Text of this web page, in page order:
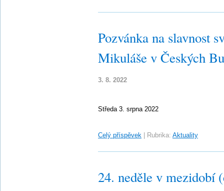
Pozvánka na slavnost
Mikuláše v Českých
3. 8. 2022
Středa 3. srpna 2022
Celý příspěvek Rubrika: Aktuality
24. neděle v mezidobí